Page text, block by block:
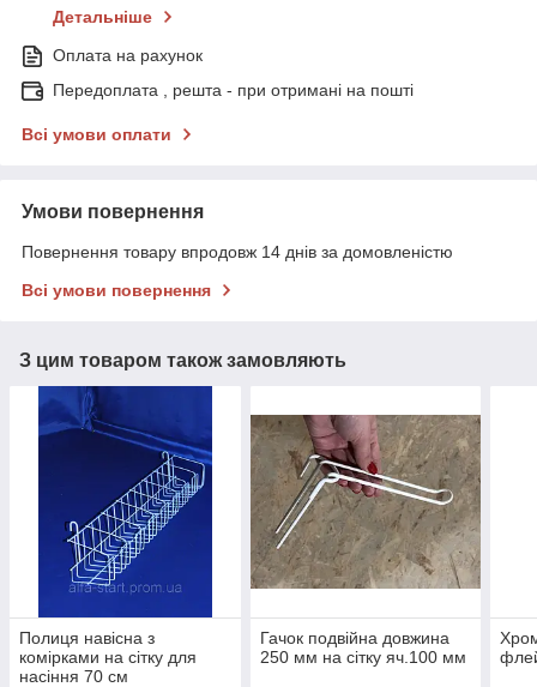
Детальніше
Оплата на рахунок
Передоплата , решта - при отримані на пошті
Всі умови оплати
Умови повернення
Повернення товару впродовж 14 днів за домовленістю
Всі умови повернення
З цим товаром також замовляють
Полиця навісна з
комірками на сітку для
насіння 70 см
Гачок подвійна довжина
250 мм на сітку яч.100 мм